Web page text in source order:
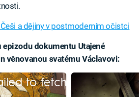
a dějiny v postmoderním očistci
epizodu dokumentu Utajené
věnovanou svatému Václavovi:
to fetch